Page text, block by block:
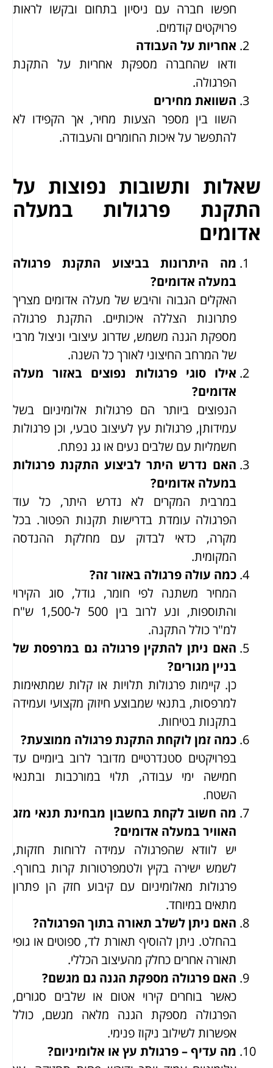
חפשו חברה עם ניסיון בתחום ובקשו לראות
פרויקטים קודמים.
אחריות על העבודה
ודאו שהחברה מספקת אחריות על התקנת
הפרגולה.
השוואת מחירים
השוו בין מספר הצעות מחיר, אך הקפידו לא
להתפשר על איכות החומרים והעבודה.
שאלות ותשובות נפוצות על
התקנת פרגולות במעלה
אדומים
מה היתרונות בביצוע התקנת פרגולה
במעלה אדומים?
האקלים הגבוה והיבש של מעלה אדומים מצריך
פתרונות הצללה איכותיים. התקנת פרגולה
מספקת הגנה משמש, שדרוג עיצובי וניצול מרבי
של המרחב החיצוני לאורך כל השנה.
אילו סוגי פרגולות נפוצים באזור מעלה
אדומים?
הנפוצים ביותר הם פרגולות אלומיניום בשל
עמידותן, פרגולות עץ לעיצוב טבעי, וכן פרגולות
חשמליות עם שלבים נעים או גג נפתח.
האם נדרש היתר לביצוע התקנת פרגולות
במעלה אדומים?
במרבית המקרים לא נדרש היתר, כל עוד
הפרגולה עומדת בדרישות תקנות הפטור. בכל
מקרה, כדאי לבדוק עם מחלקת ההנדסה
המקומית.
כמה עולה פרגולה באזור זה?
המחיר משתנה לפי חומר, גודל, סוג הקירוי
והתוספות, ונע לרוב בין 500 ל-1,500 ש"ח
למ"ר כולל התקנה.
האם ניתן להתקין פרגולה גם במרפסת של
בניין מגורים?
כן. קיימות פרגולות תלויות או קלות שמתאימות
למרפסות, בתנאי שמבוצע חיזוק מקצועי ועמידה
בתקנות בטיחות.
כמה זמן לוקחת התקנת פרגולה ממוצעת?
בפרויקטים סטנדרטיים מדובר לרוב ביומיים עד
חמישה ימי עבודה, תלוי במורכבות ובתנאי
השטח.
מה חשוב לקחת בחשבון מבחינת תנאי מזג
האוויר במעלה אדומים?
יש לוודא שהפרגולה עמידה לרוחות חזקות,
לשמש ישירה בקיץ ולטמפרטורות קרות בחורף.
פרגולות מאלומיניום עם קיבוע חזק הן פתרון
מתאים במיוחד.
האם ניתן לשלב תאורה בתוך הפרגולה?
בהחלט. ניתן להוסיף תאורת לד, ספוטים או גופי
תאורה אחרים כחלק מהעיצוב הכללי.
האם פרגולה מספקת הגנה גם מגשם?
כאשר בוחרים קירוי אטום או שלבים סגורים,
הפרגולה מספקת הגנה מלאה מגשם, כולל
אפשרות לשילוב ניקוז פנימי.
מה עדיף – פרגולת עץ או אלומיניום?